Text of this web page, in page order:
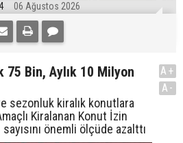
06 Ağustos 2026
75 Bin, Aylık 10 Milyon
sezonluk kiralık konutlara
Kiralanan Konut İzin
önemli ölçüde azalttı
A+
A-